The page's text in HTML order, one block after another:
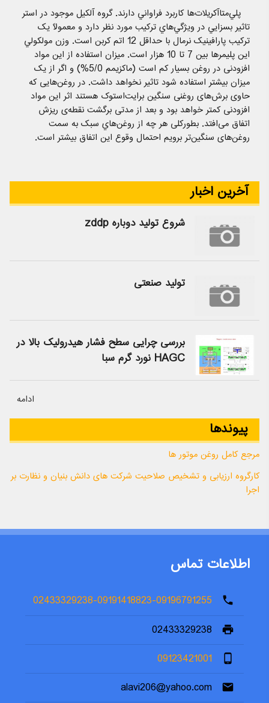
پلي‌متا‌آکريلات‌ها کاربرد فراواني دارند. گروه آلکيل موجود در استر
تاثير بسزايي در ويژگي‌هاي ترکيب مورد نظر دارد و معمولاً يک
ترکيب پارافينيک نرمال با حداقل 12 اتم کربن است. وزن مولکولي
اين پليمرها بين 7 تا 10 هزار است. ميزان استفاده از اين مواد
افزودنی در روغن بسيار کم است (ماکزيمم 5/0%) و اگر از يک
ميزان بيشتر استفاده شود تاثير نخواهد داشت. در روغن‌هايی که
حاوی برش‌های روغنی سنگين برايت‌استوک هستند اثر اين مواد
افزودنی کمتر خواهد بود و بعد از مدتی برگشت نقطه‌ی ريزش
اتفاق می‌افتد. بطور‌کلی هر چه از روغن‌هاي سبک به سمت
روغن‌های سنگين‌تر برويم احتمال وقوع اين اتفاق بيشتر است.
آخرین اخبار
شروع تولید دوباره zddp
تولید صنعتی
بررسی چرایی سطح فشار هیدرولیک بالا در
HAGC نورد گرم سبا
ادامه
پیوندها
مرجع کامل روغن موتور ها
کارگروه ارزیابی و تشخیص صلاحیت شرکت های دانش بنیان و نظارت بر
اجرا
اطلاعات تماس
phone
02433329238-09191418823-09196791255
print
02433329238
phone_android
09123421001
email
alavi206@yahoo.com